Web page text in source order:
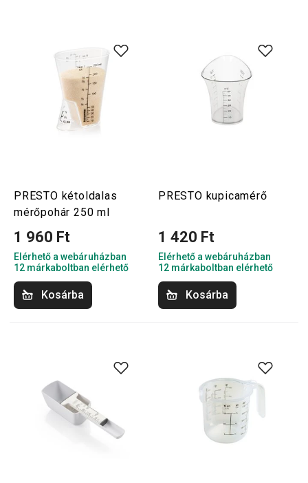
PRESTO kétoldalas
mérőpohár 250 ml
1 960 Ft
Elérhető a webáruházban
12 márkaboltban elérhető
Kosárba
PRESTO kupicamérő
1 420 Ft
Elérhető a webáruházban
12 márkaboltban elérhető
Kosárba